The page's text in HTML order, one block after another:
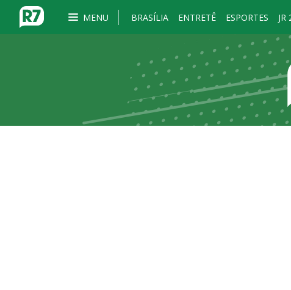
MENU BRASÍLIA ENTRETÊ ESPORTES JR